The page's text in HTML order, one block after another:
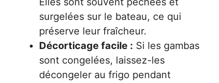
surgelées sur le bateau, ce qui
préserve leur fraîcheur.
Décorticage facile : Si les gambas
sont congelées, laissez-les
décongeler au frigo pendant